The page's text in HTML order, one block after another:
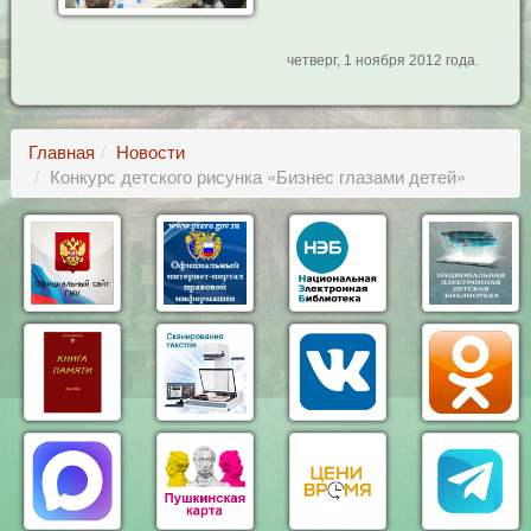
четверг, 1 ноября 2012 года.
Главная
Новости
Конкурс детского рисунка «Бизнес глазами детей»